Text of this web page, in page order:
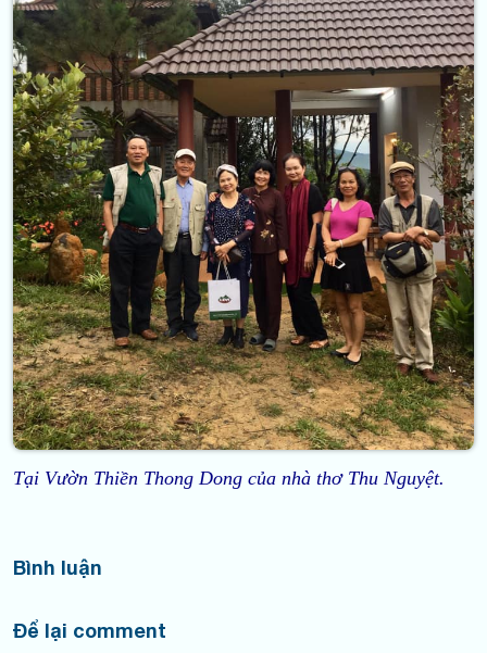
Tại Vườn Thiền Thong Dong của nhà thơ Thu Nguyệt.
Bình luận
Để lại comment